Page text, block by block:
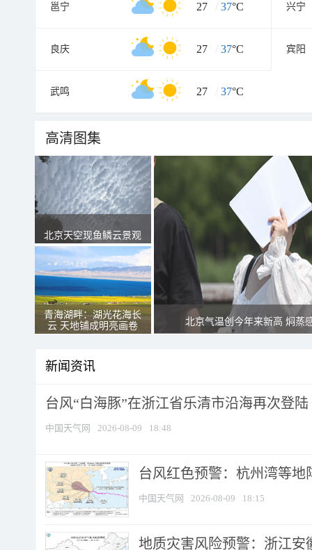
邕宁 27 / 37°C 兴宁
良庆 27 / 37°C 宾阳
武鸣 27 / 37°C
高清图集
北京天空现鱼鳞云景观
青海湖畔：湖光花海长
云 天地铺成明亮画卷
北京气温创今年来新高 焖蒸
新闻资讯
台风“白海豚”在浙江省乐清市沿海再次登陆
中国天气网 2026-08-09 18:48
台风红色预警：杭州湾等地
中国天气网 2026-08-09 18:15
地质灾害风险预警：浙江安